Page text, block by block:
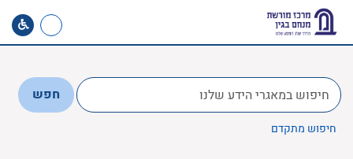
לחפש
ב:
חפש
חיפוש מתקדם